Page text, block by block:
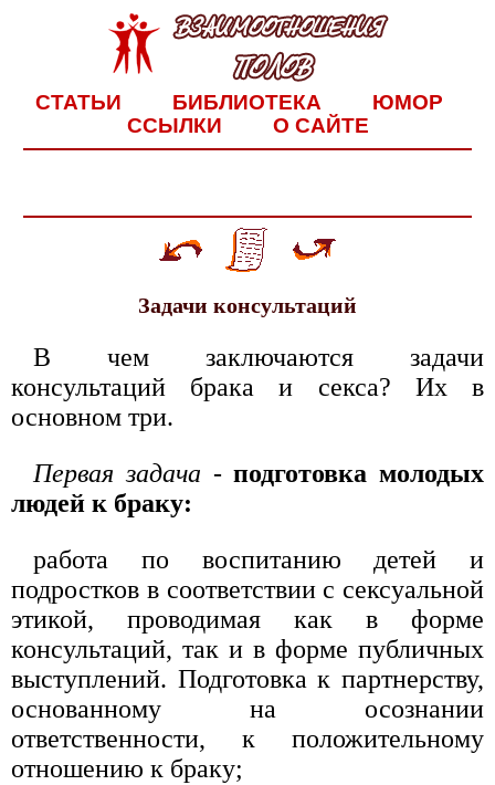
СТАТЬИ БИБЛИОТЕКА
ЮМОР
ССЫЛКИ
О САЙТЕ
Задачи консультаций
В чем заключаются задачи
консультаций брака и секса? Их в
основном три.
Первая задача -подготовка молодых
людей к браку:
работа по воспитанию детей и
подростков в соответствии с сексуальной
этикой, проводимая как в форме
консультаций, так и в форме публичных
выступлений. Подготовка к партнерству,
основанному на осознании
ответственности, к положительному
отношению к браку;